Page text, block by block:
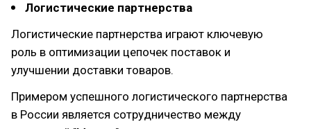
Логистические партнерства
Логистические партнерства играют ключевую
роль в оптимизации цепочек поставок и
улучшении доставки товаров.
Примером успешного логистического партнерства
в России является сотрудничество между